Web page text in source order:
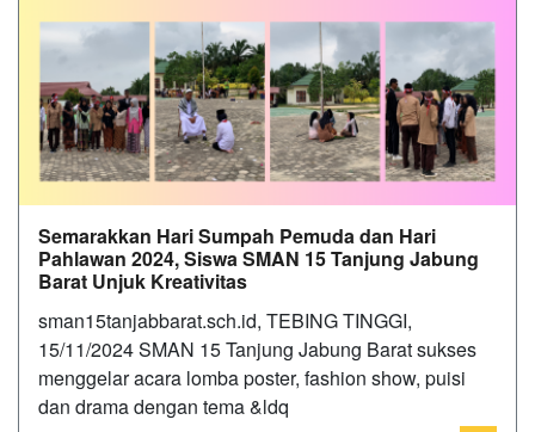
Semarakkan Hari Sumpah Pemuda dan Hari
Pahlawan 2024, Siswa SMAN 15 Tanjung Jabung
Barat Unjuk Kreativitas
sman15tanjabbarat.sch.id, TEBING TINGGI,
15/11/2024 SMAN 15 Tanjung Jabung Barat sukses
menggelar acara lomba poster, fashion show, puisi
dan drama dengan tema &ldq